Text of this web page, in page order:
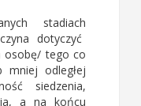
stadiach
dotyczyć
osobę/ tego co
mniej odległej
siedzenia,
a na końcu